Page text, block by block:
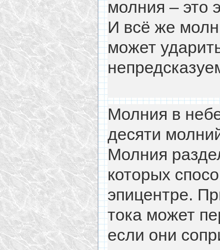
молния – это
И всё же
может
Молния в
десяти
Молния
которых
эпицентре.
тока может
если они